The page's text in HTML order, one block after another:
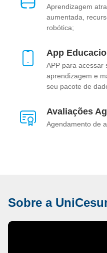
Aprendizagem
aumentada,
robótica;
App
APP para acessar
aprendizagem e
seu pacote de
Avaliações
Agendamento de
Sobre a